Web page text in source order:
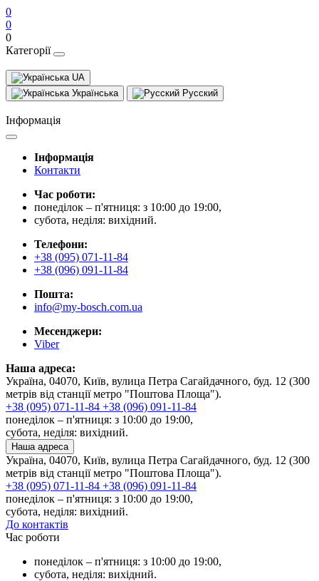
0
0
0
Категорії
UA
Українська
Русский
Інформація
Інформація
Контакти
Час роботи:
понеділок – п'ятниця: з 10:00 до 19:00,
субота, неділя: вихідний.
Телефони:
+38 (095) 071-11-84
+38 (096) 091-11-84
Пошта:
info@my-bosch.com.ua
Месенджери:
Viber
Наша адреса:
Україна, 04070, Київ, вулица Петра Сагайдачного, буд. 12 (300
метрів від станції метро "Поштова Площа").
+38 (095) 071-11-84 +38 (096) 091-11-84
понеділок – п'ятниця: з 10:00 до 19:00,
субота, неділя: вихідний.
Наша адреса
Україна, 04070, Київ, вулица Петра Сагайдачного, буд. 12 (300
метрів від станції метро "Поштова Площа").
+38 (095) 071-11-84 +38 (096) 091-11-84
понеділок – п'ятниця: з 10:00 до 19:00,
субота, неділя: вихідний.
До контактів
Час роботи
понеділок – п'ятниця: з 10:00 до 19:00,
субота, неділя: вихідний.